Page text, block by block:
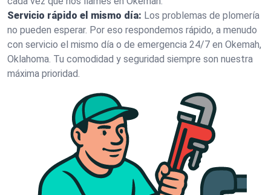
Servicio rápido el mismo día: Los problemas de plomería
no pueden esperar. Por eso respondemos rápido, a menudo
con servicio el mismo día o de emergencia 24/7 en Okemah,
Oklahoma. Tu comodidad y seguridad siempre son nuestra
máxima prioridad.